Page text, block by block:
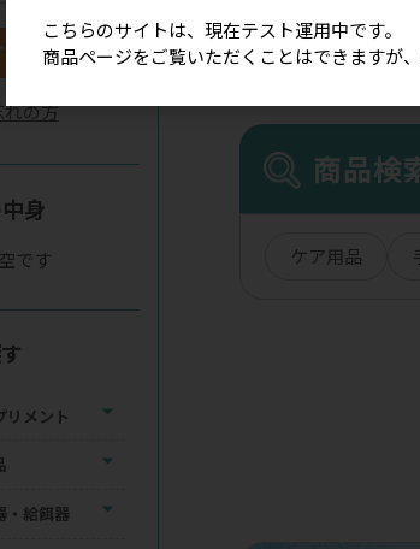
商品検
ケア用品
れの方
身
です
リメント
・給餌器
こちらのサイトは、現在テスト運用中です。
商品ページをご覧いただくことはできますが